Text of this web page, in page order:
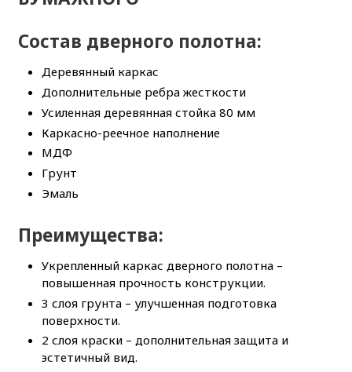
Состав дверного полотна:
Деревянный каркас
Дополнительные ребра жесткости
Усиленная деревянная стойка 80 мм
Каркасно-реечное наполнение
МДФ
Грунт
Эмаль
Преимущества:
Укрепленный каркас дверного полотна –
повышенная прочность конструкции.
3 слоя грунта – улучшенная подготовка
поверхности.
2 слоя краски – дополнительная защита и
эстетичный вид.